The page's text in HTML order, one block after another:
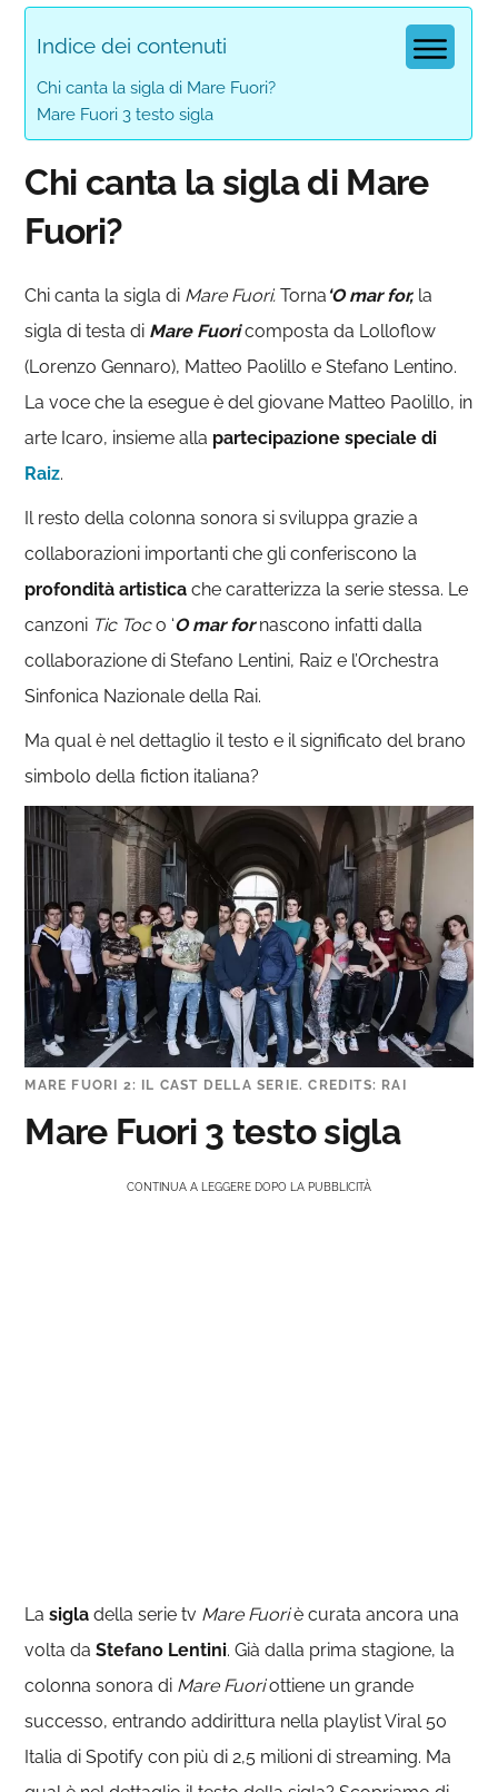
Indice dei contenuti
Chi canta la sigla di Mare Fuori?
Mare Fuori 3 testo sigla
Chi canta la sigla di Mare
Fuori?
Chi canta la sigla di Mare Fuori. Torna ‘O mar for, la
sigla di testa di Mare Fuoricomposta da Lolloflow
(Lorenzo Gennaro), Matteo Paolillo e Stefano Lentino.
La voce che la esegue è del giovane Matteo Paolillo, in
arte Icaro, insieme alla partecipazione speciale di
Raiz.
Il resto della colonna sonora si sviluppa grazie a
collaborazioni importanti che gli conferiscono la
profondità artistica che caratterizza la serie stessa. Le
canzoni Tic Toco ‘O mar for nascono infatti dalla
collaborazione di Stefano Lentini, Raiz e l’Orchestra
Sinfonica Nazionale della Rai.
Ma qual è nel dettaglio il testo e il significato del brano
simbolo della fiction italiana?
MARE FUORI 2: IL CAST DELLA SERIE. CREDITS: RAI
Mare Fuori 3 testo sigla
CONTINUA A LEGGERE DOPO LA PUBBLICITÀ
Lasigla della serie tv Mare Fuoriè curata ancora una
volta daStefano Lentini. Già dalla prima stagione, la
colonna sonora di Mare Fuoriottiene un grande
successo, entrando addirittura nella playlist Viral 50
Italia di Spotify con più di 2,5 milioni di streaming. Ma